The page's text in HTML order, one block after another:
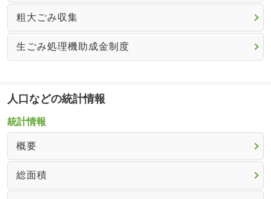
粗大ごみ収集
生ごみ処理機助成金制度
人口などの統計情報
統計情報
概要
総面積